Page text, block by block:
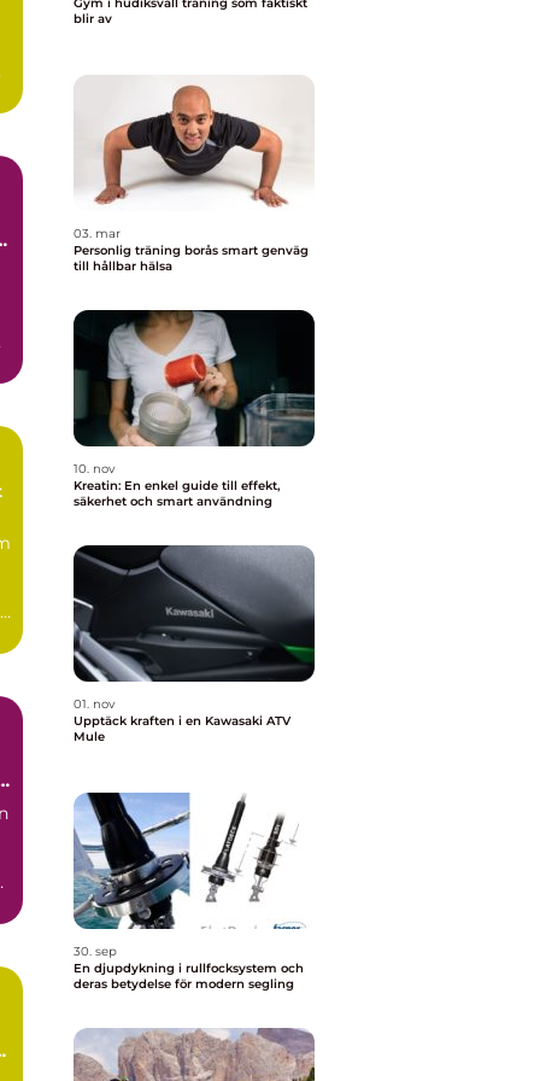
blir av
03. mar
Personlig träning borås smart genväg
till hållbar hälsa
10. nov
Kreatin: En enkel guide till effekt,
säkerhet och smart användning
01. nov
Upptäck kraften i en Kawasaki ATV
Mule
30. sep
En djupdykning i rullfocksystem och
deras betydelse för modern segling